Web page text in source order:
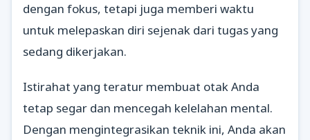
dengan fokus, tetapi juga memberi waktu
untuk melepaskan diri sejenak dari tugas yang
sedang dikerjakan.
Istirahat yang teratur membuat otak Anda
tetap segar dan mencegah kelelahan mental.
Dengan mengintegrasikan teknik ini, Anda akan